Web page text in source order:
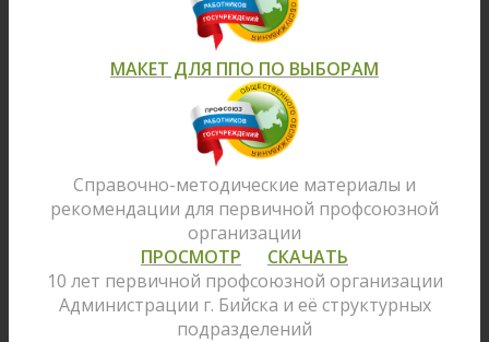
МАКЕТ ДЛЯ ППО ПО ВЫБОРАМ
Справочно-методические материалы и
рекомендации для первичной профсоюзной
организации
ПРОСМОТР
СКАЧАТЬ
10 лет первичной профсоюзной организации
Администрации г. Бийска и её структурных
подразделений